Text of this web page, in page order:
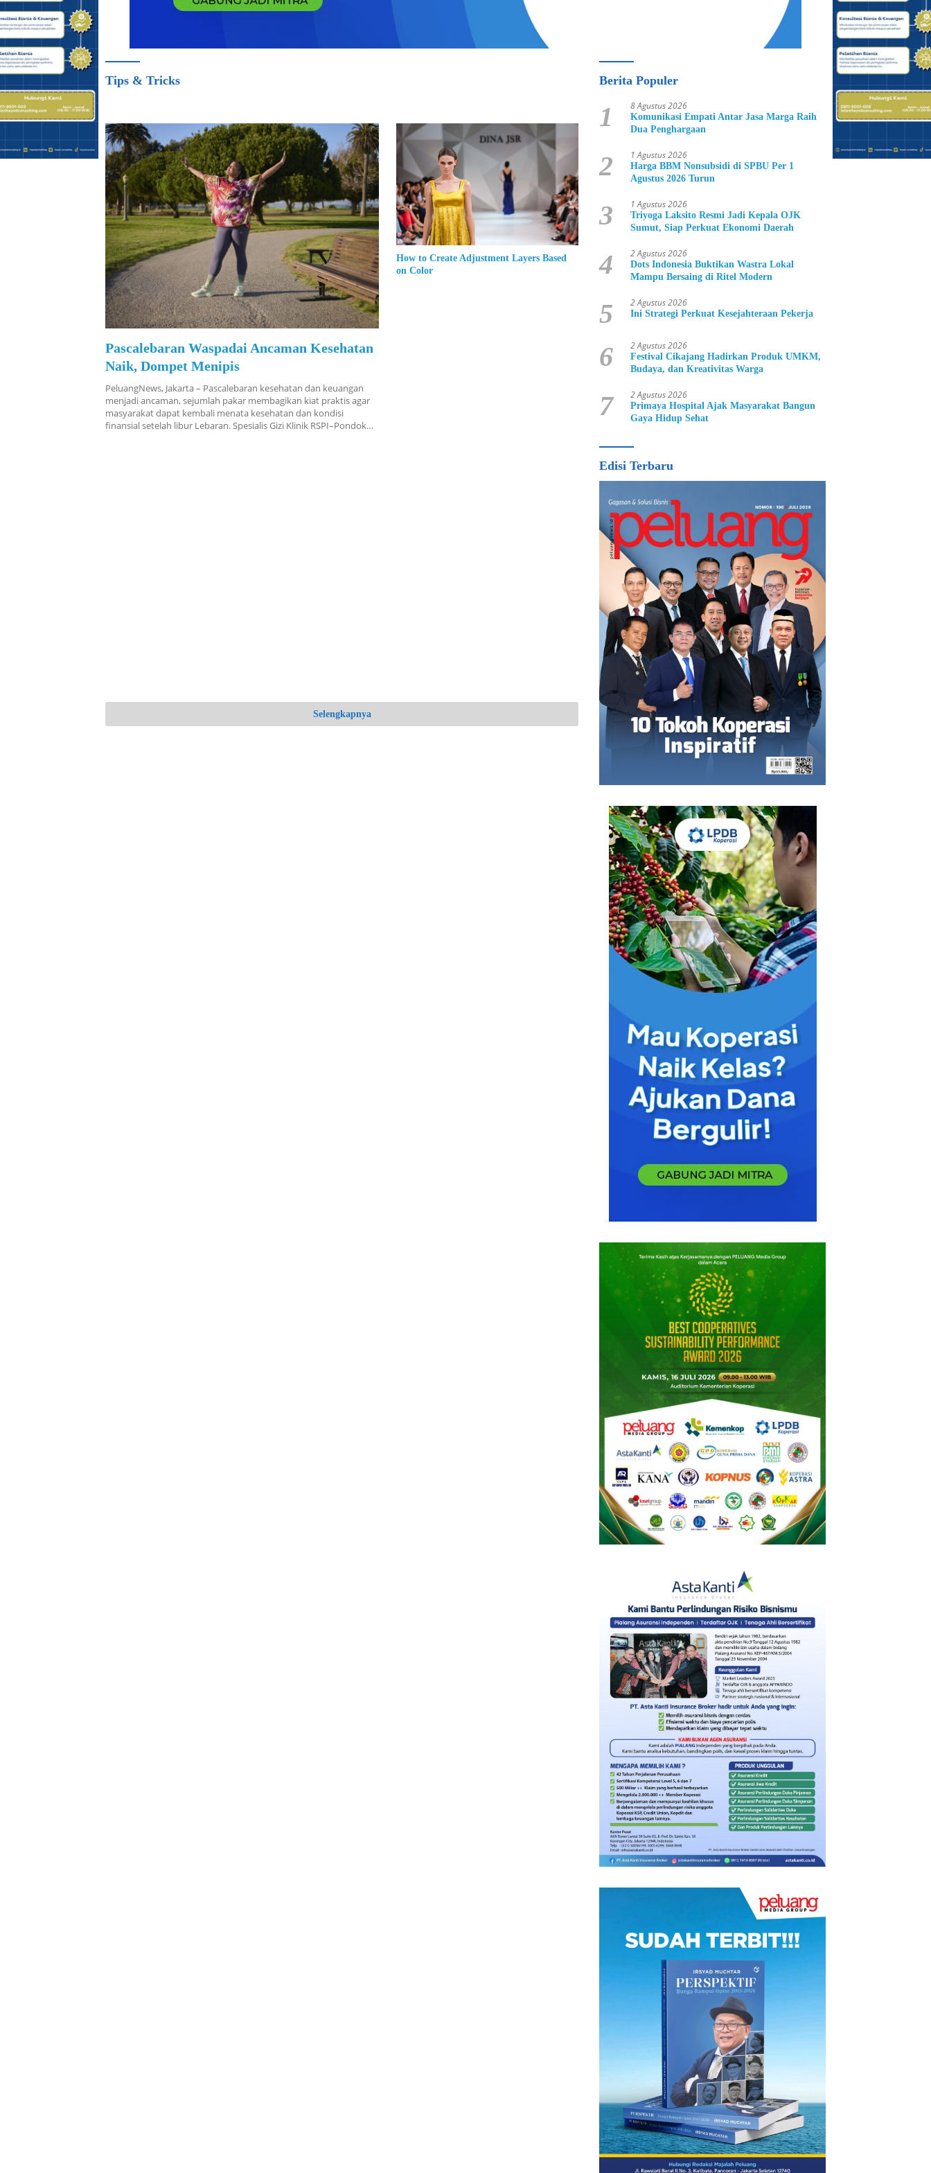
Tips & Tricks
Pascalebaran Waspadai Ancaman Kesehatan
Naik, Dompet Menipis
PeluangNews, Jakarta – Pascalebaran kesehatan dan keuangan
menjadi ancaman, sejumlah pakar membagikan kiat praktis agar
masyarakat dapat kembali menata kesehatan dan kondisi
finansial setelah libur Lebaran. Spesialis Gizi Klinik RSPI–Pondok…
How to Create Adjustment Layers Based
on Color
Selengkapnya
Berita Populer
1 8 Agustus 2026
Komunikasi Empati Antar Jasa Marga Raih
Dua Penghargaan
2 1 Agustus 2026
Harga BBM Nonsubsidi di SPBU Per 1
Agustus 2026 Turun
3 1 Agustus 2026
Triyoga Laksito Resmi Jadi Kepala OJK
Sumut, Siap Perkuat Ekonomi Daerah
4 2 Agustus 2026
Dots Indonesia Buktikan Wastra Lokal
Mampu Bersaing di Ritel Modern
5 2 Agustus 2026
Ini Strategi Perkuat Kesejahteraan Pekerja
6 2 Agustus 2026
Festival Cikajang Hadirkan Produk UMKM,
Budaya, dan Kreativitas Warga
7 2 Agustus 2026
Primaya Hospital Ajak Masyarakat Bangun
Gaya Hidup Sehat
Edisi Terbaru